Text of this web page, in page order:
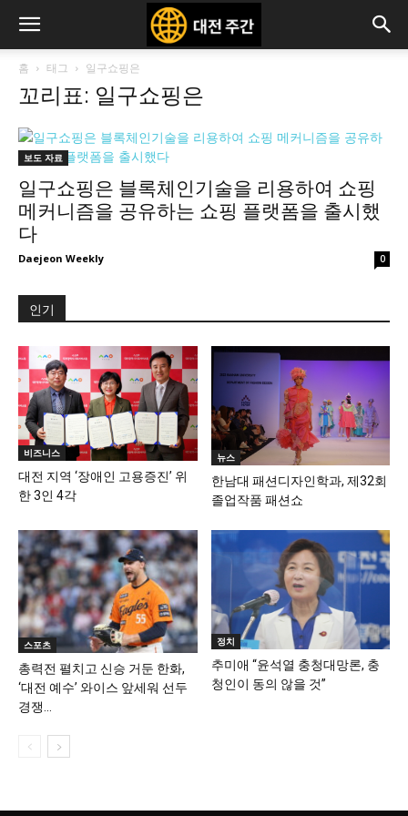
홈 태그 일구쇼핑은
꼬리표: 일구쇼핑은
보도 자료
일구쇼핑은 블록체인기술을 리용하여 쇼핑
메커니즘을 공유하는 쇼핑 플랫폼을 출시했
다
Daejeon Weekly 0
인기
비즈니스
대전 지역 ‘장애인 고용증진’ 위
한 3인 4각
뉴스
한남대 패션디자인학과, 제32회
졸업작품 패션쇼
스포츠
총력전 펼치고 신승 거둔 한화,
‘대전 예수’ 와이스 앞세워 선두
경쟁...
정치
추미애 “윤석열 충청대망론, 충
청인이 동의 않을 것”